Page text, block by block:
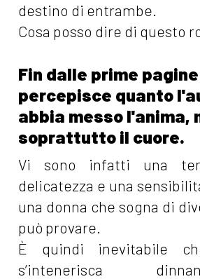
destino di entrambe.
Cosa posso dire di questo
Fin dalle prime
percepisce quanto
abbia messo l'anima,
soprattutto il cuore.
Vi sono infatti una
delicatezza e una
una donna che sogna di
può provare.
È quindi inevitabile
s’intenerisca